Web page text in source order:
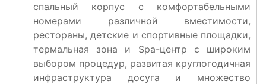
спальный корпус с комфортабельными
номерами различной вместимости,
рестораны, детские и спортивные площадки,
термальная зона и Spa-центр с широким
выбором процедур, развитая круглогодичная
инфраструктура досуга и множество